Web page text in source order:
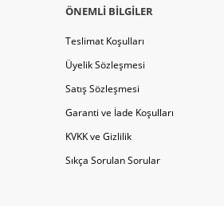
ÖNEMLI BILGILER
Teslimat Koşulları
Üyelik Sözleşmesi
Satış Sözleşmesi
Garanti ve İade Koşulları
KVKK ve Gizlilik
Sıkça Sorulan Sorular